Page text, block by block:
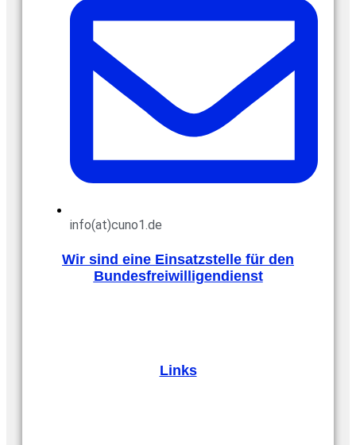
info(at)cuno1.de
Wir sind eine Einsatzstelle für den
Bundesfreiwilligendienst
Links